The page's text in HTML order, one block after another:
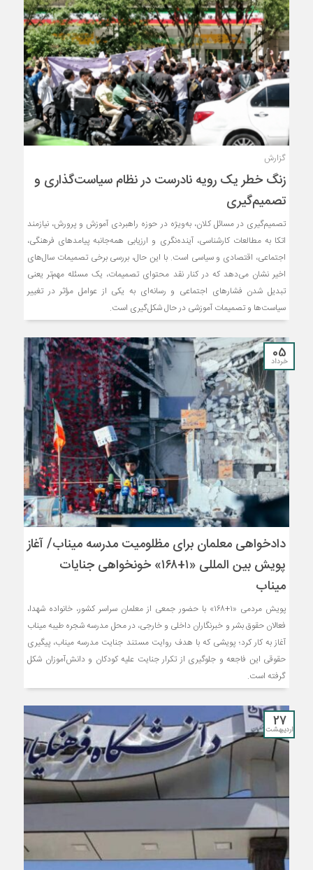
گزارش
زنگ خطر یک رویه نادرست در نظام سیاست‌گذاری و
تصمیم‌گیری
تصمیم‌گیری در مسائل کلان، به‌ویژه در حوزه راهبردی آموزش و پرورش، نیازمند
اتکا به مطالعات کارشناسی، آینده‌نگری و ارزیابی همه‌جانبه پیامدهای فرهنگی،
اجتماعی، اقتصادی و سیاسی است. با این حال، بررسی برخی تصمیمات سال‌های
اخیر نشان می‌دهد که در کنار نقد محتوای تصمیمات، یک مسئله مهم‌تر یعنی
تبدیل شدن فشارهای اجتماعی و رسانه‌ای به یکی از عوامل مؤثر در تغییر
سیاست‌ها و تصمیمات آموزشی در حال شکل‌گیری است.
05
خرداد
دادخواهی معلمان برای مظلومیت مدرسه میناب/ آغاز
پویش بین المللی «۱+۱۶۸» خونخواهی جنایات
میناب
پویش مردمی «۱+۱۶۸» با حضور جمعی از معلمان سراسر کشور، خانواده شهدا،
فعالان حقوق بشر و خبرنگاران داخلی و خارجی، در محل مدرسه شجره طیبه میناب
آغاز به کار کرد؛ پویشی که با هدف روایت مستند جنایت مدرسه میناب، پیگیری
حقوقی این فاجعه و جلوگیری از تکرار جنایت علیه کودکان و دانش‌آموزان شکل
گرفته است.
27
اردیبهشت